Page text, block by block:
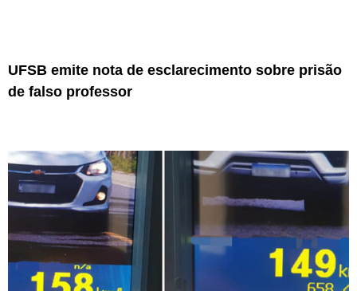
UFSB emite nota de esclarecimento sobre prisão
de falso professor